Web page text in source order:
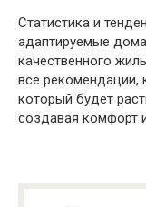
Статистика и
адаптируемые
качественного
все рекомендации,
который будет
создавая комфорт